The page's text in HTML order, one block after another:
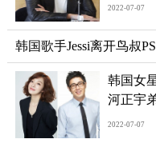
2022-07-07
韩国歌手Jessi离开鸟叔
韩国女
河正宇
2022-07-07